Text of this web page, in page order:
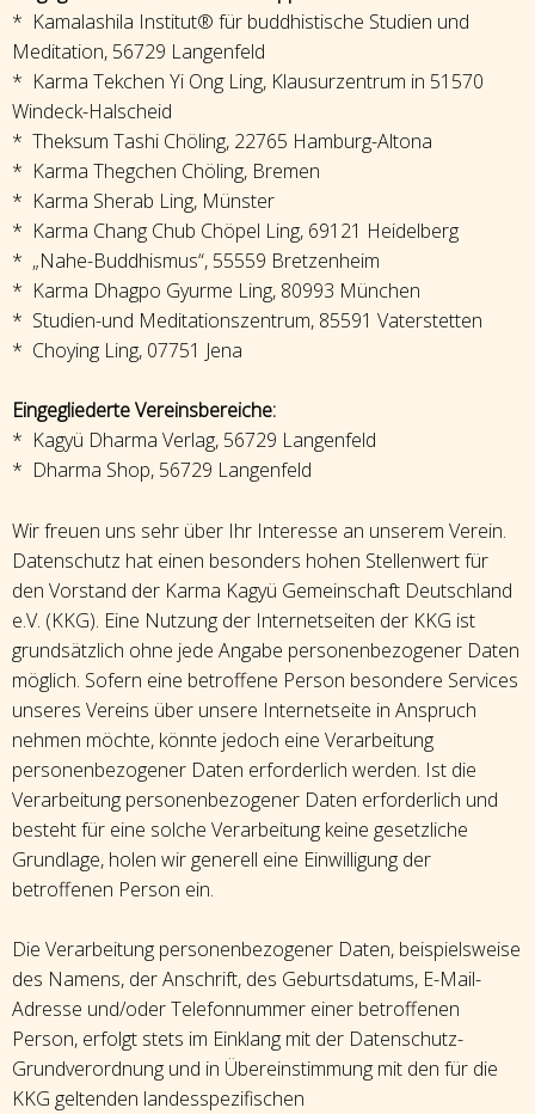
* Kamalashila Institut® für buddhistische Studien und
Meditation, 56729 Langenfeld
* Karma Tekchen Yi Ong Ling, Klausurzentrum in 51570
Windeck-Halscheid
* Theksum Tashi Chöling, 22765 Hamburg-Altona
* Karma Thegchen Chöling, Bremen
* Karma Sherab Ling, Münster
* Karma Chang Chub Chöpel Ling, 69121 Heidelberg
* „Nahe-Buddhismus“, 55559 Bretzenheim
* Karma Dhagpo Gyurme Ling, 80993 München
* Studien-und Meditationszentrum, 85591 Vaterstetten
* Choying Ling, 07751 Jena
Eingegliederte Vereinsbereiche:
* Kagyü Dharma Verlag, 56729 Langenfeld
* Dharma Shop, 56729 Langenfeld
Wir freuen uns sehr über Ihr Interesse an unserem Verein.
Datenschutz hat einen besonders hohen Stellenwert für
den Vorstand der Karma Kagyü Gemeinschaft Deutschland
e.V. (KKG). Eine Nutzung der Internetseiten der KKG ist
grundsätzlich ohne jede Angabe personenbezogener Daten
möglich. Sofern eine betroffene Person besondere Services
unseres Vereins über unsere Internetseite in Anspruch
nehmen möchte, könnte jedoch eine Verarbeitung
personenbezogener Daten erforderlich werden. Ist die
Verarbeitung personenbezogener Daten erforderlich und
besteht für eine solche Verarbeitung keine gesetzliche
Grundlage, holen wir generell eine Einwilligung der
betroffenen Person ein.
Die Verarbeitung personenbezogener Daten, beispielsweise
des Namens, der Anschrift, des Geburtsdatums, E-Mail-
Adresse und/oder Telefonnummer einer betroffenen
Person, erfolgt stets im Einklang mit der Datenschutz-
Grundverordnung und in Übereinstimmung mit den für die
KKG geltenden landesspezifischen